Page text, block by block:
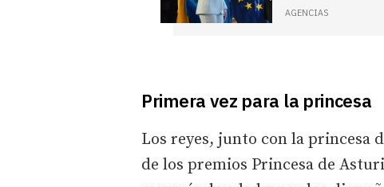
AGENCIAS
Primera vez para la princesa
Los reyes, junto con la princesa
de los premios Princesa de